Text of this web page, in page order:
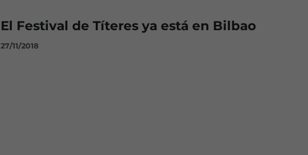
El Festival de Títeres ya está en Bilbao
27/11/2018